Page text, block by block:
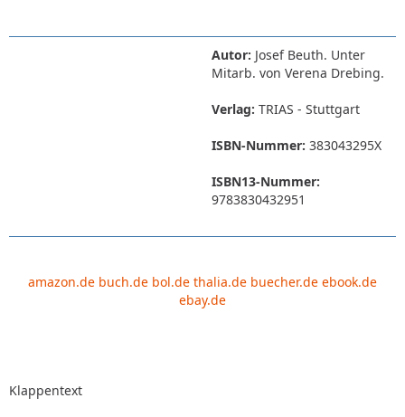
Autor: Josef Beuth. Unter
Mitarb. von Verena Drebing.
Verlag: TRIAS - Stuttgart
ISBN-Nummer: 383043295X
ISBN13-Nummer:
9783830432951
amazon.de buch.de bol.de thalia.de buecher.de ebook.de
ebay.de
Klappentext